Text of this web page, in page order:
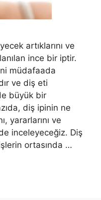
artıklarını ve
ince bir iptir.
müdafaada
ve diş eti
büyük bir
diş ipinin ne
yararlarını ve
inceleyeceğiz. Diş
ortasında …